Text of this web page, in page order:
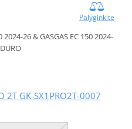
Palyginkite
26 & GASGAS EC 150 2024-
2T GK-SX1PRO2T-0007